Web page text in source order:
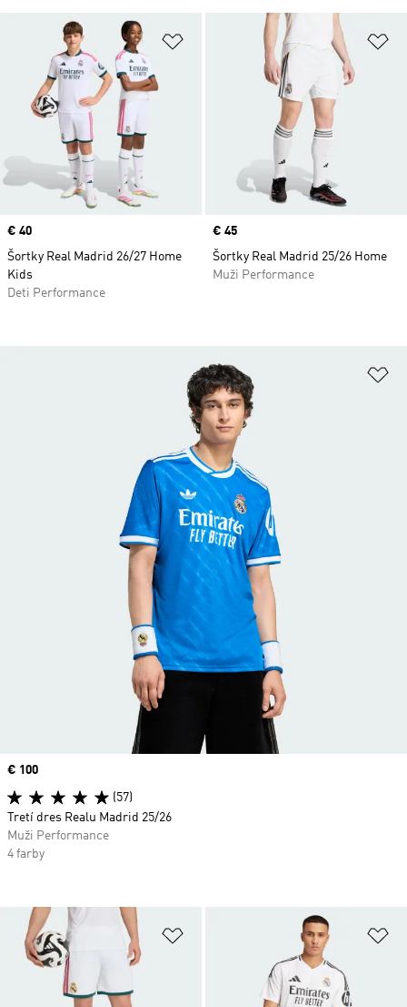
Pridať do zoznamu želaných
Price
€ 40
Šortky Real Madrid 26/27 Home
Kids
Deti Performance
Price
€ 45
Šortky Real Madrid 25/26 Home
Muži Performance
Pridať do zoznamu želaných
Price
€ 100
(57)
Tretí dres Realu Madrid 25/26
Muži Performance
4 farby